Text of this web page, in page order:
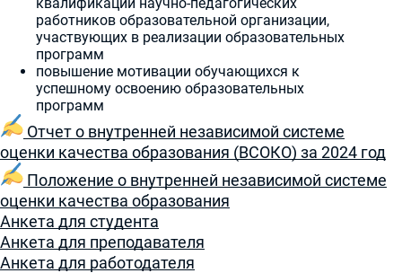
работников образовательной организации,
участвующих в реализации образовательных
программ
повышение мотивации обучающихся к
успешному освоению образовательных
программ
Отчет о внутренней независимой системе
оценки качества образования (ВСОКО) за 2024 год
Положение о внутренней независимой системе
оценки качества образования
Анкета для студента
Анкета для преподавателя
Анкета для работодателя